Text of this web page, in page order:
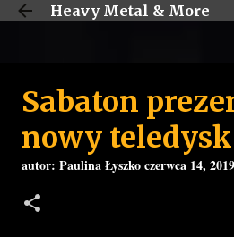
Przejdź do głównej
Heavy Metal & More
Sabaton
nowy teledysk
autor: Paulina Łyszkoczerwca 14, 2019